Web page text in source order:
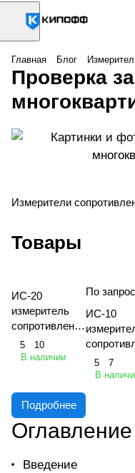
Главная Блог
Проверка
Измерители
Товары
ИС-20
измеритель
сопротивления
заземления
5
10
В наличии
Подробнее
По
ИС-10
5
7
В
Оглавление
Введение